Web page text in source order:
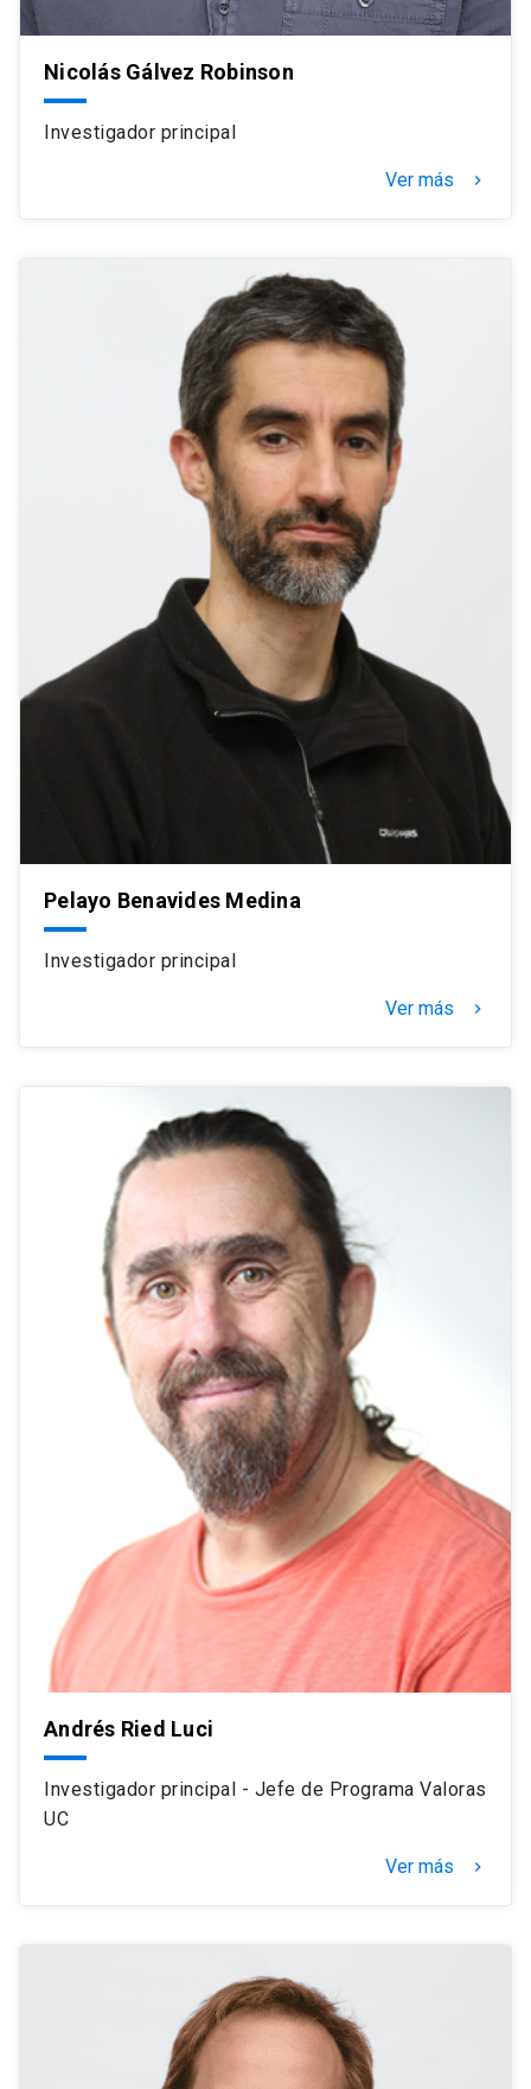
Nicolás Gálvez Robinson
Investigador principal
Ver más navigate_next
Pelayo Benavides Medina
Investigador principal
Ver más navigate_next
Andrés Ried Luci
Investigador principal - Jefe de Programa Valoras
UC
Ver más navigate_next